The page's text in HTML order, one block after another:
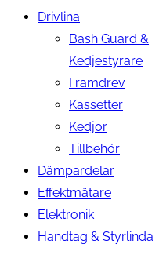
Drivlina
Bash Guard &
Kedjestyrare
Framdrev
Kassetter
Kedjor
Tillbehör
Dämpardelar
Effektmätare
Elektronik
Handtag & Styrlinda